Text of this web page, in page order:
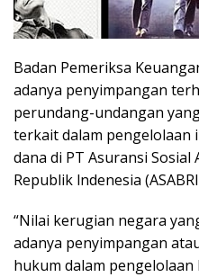
Badan Pemeriksa
adanya penyimpangan
perundang-undangan
terkait dalam pengelolaan
dana di PT Asuransi
Republik lndenesia
“Nilai kerugian negara
adanya penyimpangan
hukum dalam pengelolaan